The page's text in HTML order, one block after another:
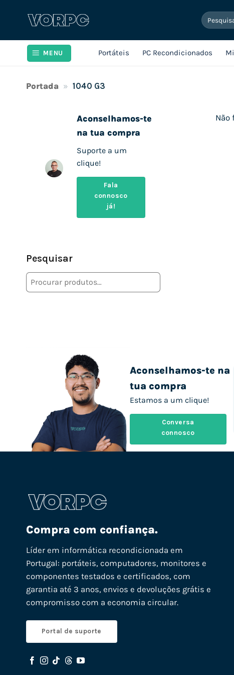
Pesquisar
por:
MENU Portáteis PC Recondicionados
Portada » 1040 G3
Aconselhamos-te
na tua compra
Suporte a um
clique!
Fala
connosco
já!
Pesquisar
Não
Aconselhamos-te na
tua compra
Estamos a um clique!
Conversa
connosco
Compra com confiança.
Líder em informática recondicionada em
Portugal: portáteis, computadores, monitores e
componentes testados e certificados, com
garantia até 3 anos, envios e devoluções grátis e
compromisso com a economia circular.
Portal de suporte